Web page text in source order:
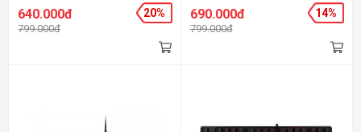
Black
640.000đ
799.000đ
20%
Black
690.000đ
799.000đ
14%